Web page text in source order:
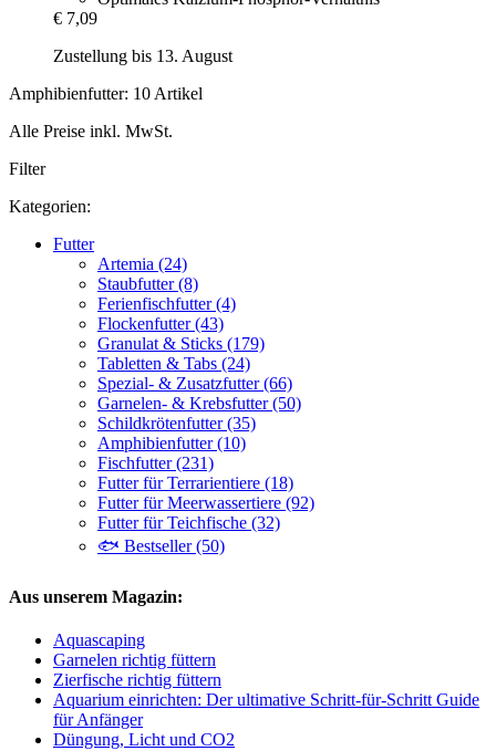
€ 7,09
Zustellung bis 13. August
Amphibienfutter: 10 Artikel
Alle Preise inkl. MwSt.
Filter
Kategorien:
Futter
Artemia (24)
Staubfutter (8)
Ferienfischfutter (4)
Flockenfutter (43)
Granulat & Sticks (179)
Tabletten & Tabs (24)
Spezial- & Zusatzfutter (66)
Garnelen- & Krebsfutter (50)
Schildkrötenfutter (35)
Amphibienfutter (10)
Fischfutter (231)
Futter für Terrarientiere (18)
Futter für Meerwassertiere (92)
Futter für Teichfische (32)
🐟 Bestseller (50)
Aus unserem Magazin:
Aquascaping
Garnelen richtig füttern
Zierfische richtig füttern
Aquarium einrichten: Der ultimative Schritt-für-Schritt Guide
für Anfänger
Düngung, Licht und CO2